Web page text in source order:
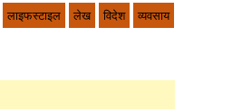
लाइफस्टाइल लेख विदेश
व्यवसाय